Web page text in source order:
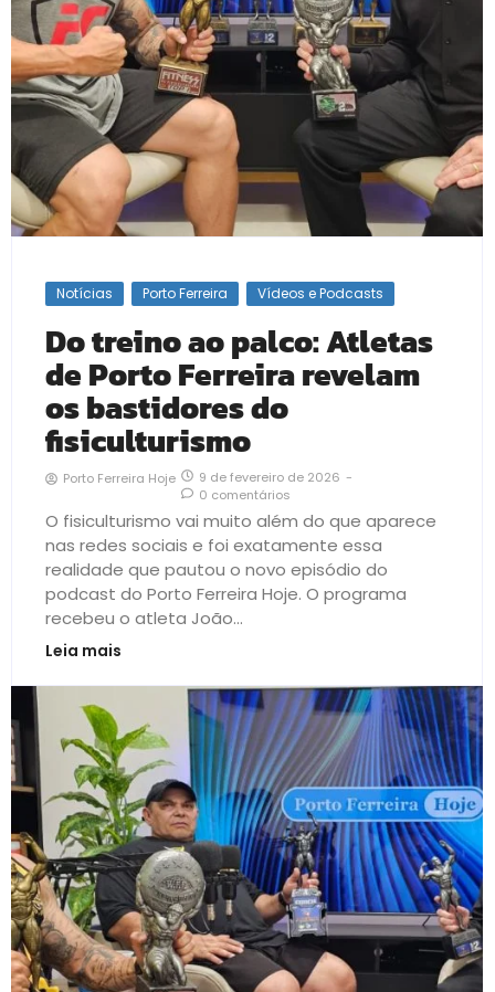
Notícias Porto Ferreira Vídeos e Podcasts
Do treino ao palco: Atletas
de Porto Ferreira revelam
os bastidores do
fisiculturismo
Porto Ferreira Hoje 9 de fevereiro de 2026 -
0 comentários
O fisiculturismo vai muito além do que aparece
nas redes sociais e foi exatamente essa
realidade que pautou o novo episódio do
podcast do Porto Ferreira Hoje. O programa
recebeu o atleta João...
Leia mais